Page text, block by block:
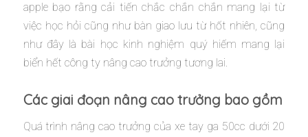
apple bạo rằng cải tiến chắc chắn chắn mang lại từ
việc học hỏi cũng như bàn giao lưu từ hốt nhiên, cũng
như đây là bài học kinh nghiệm quý hiếm mang lại
biển hết công ty nâng cao trưởng tương lai.
Các giai đoạn nâng cao trưởng bao gồm
Quá trình nâng cao trưởng của xe tay ga 50cc dưới 20